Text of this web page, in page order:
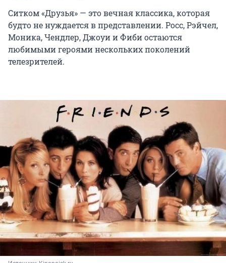
Ситком «Друзья» — это вечная классика, которая
будто не нуждается в представлении. Росс, Рэйчел,
Моника, Чендлер, Джоуи и Фиби остаются
любимыми героями нескольких поколений
телезрителей.